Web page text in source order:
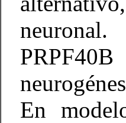
neuronal.
En